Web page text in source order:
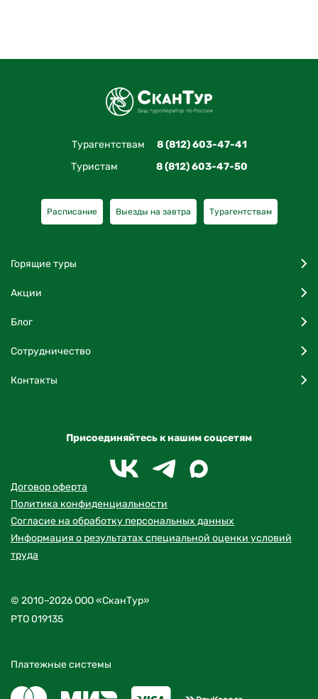
Турагентствам
8 (812) 603-47-41
Туристам
8 (812) 603-47-50
Расписание Выезды на завтра Турагентствам
Горящие туры
Акции
Блог
Сотрудничество
Контакты
Присоединяйтесь к нашим соцсетям
Договор оферта
Политика конфиденциальности
Согласие на обработку персональных данных
Информация о результатах специальной оценки условий
труда
© 2010–2026 ООО «СканТур»
РТО 019135
Платежные системы